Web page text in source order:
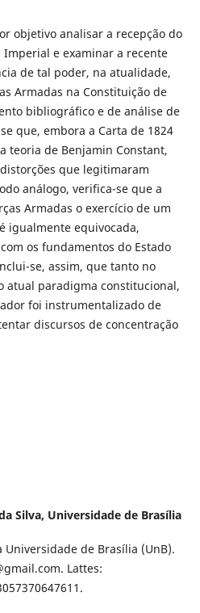
objetivo analisar a recepção do
e examinar a recente
de tal poder, na atualidade,
Armadas na Constituição de
bibliográfico e de análise de
que, embora a Carta de 1824
teoria de Benjamin Constant,
que legitimaram
análogo, verifica-se que a
Armadas o exercício de um
igualmente equivocada,
os fundamentos do Estado
se, assim, que tanto no
atual paradigma constitucional,
foi instrumentalizado de
discursos de concentração
Silva, Universidade de Brasília
de Brasília (UnB).
Lattes: